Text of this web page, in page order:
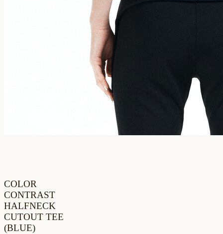
COLOR
CONTRAST
HALFNECK
CUTOUT TEE
(BLUE)